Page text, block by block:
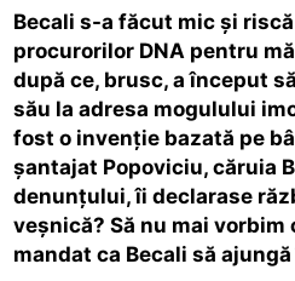
Becali s-a făcut mic și
procurorilor DNA pentru
după ce, brusc, a început
său la adresa mogulului
fost o invenție bazată pe
șantajat Popoviciu, căruia
denunțului, îi declarase
veșnică? Să nu mai vorbim
mandat ca Becali să